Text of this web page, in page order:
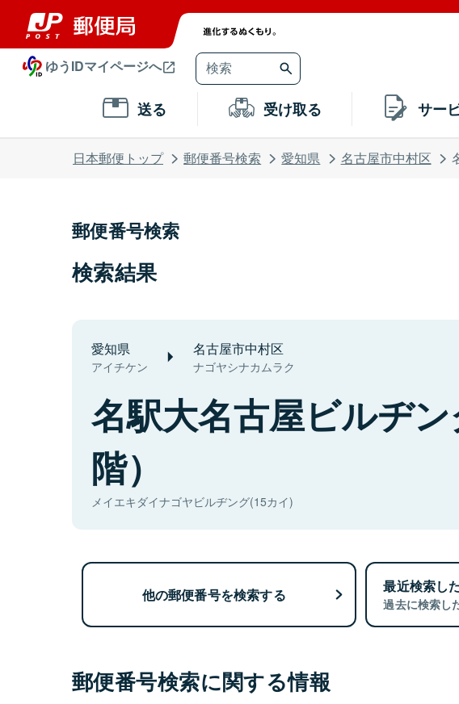
ゆうIDマイページへ
送る 受け取る サー
日本郵便トップ 郵便番号検索 愛知県 名古屋市中村区
郵便番号検索
検索結果
愛知県
アイチケン
名古屋市中村区
ナゴヤシナカムラク
名駅大名古屋ビルヂン
階）
メイエキダイナゴヤビルヂング(15カイ)
他の郵便番号を検索する 最近検索し
過去に検索し
郵便番号検索に関する情報